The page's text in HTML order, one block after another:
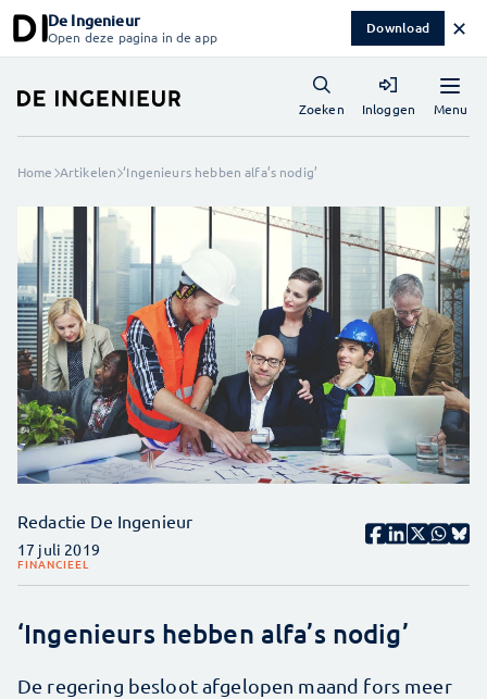
De Ingenieur
Open deze pagina in de app Download ✕
Menu
Zoeken Inloggen
Home Artikelen ‘Ingenieurs hebben alfa’s nodig’
Redactie De Ingenieur
17 juli 2019
FINANCIEEL
‘Ingenieurs hebben alfa’s nodig’
De regering besloot afgelopen maand fors meer